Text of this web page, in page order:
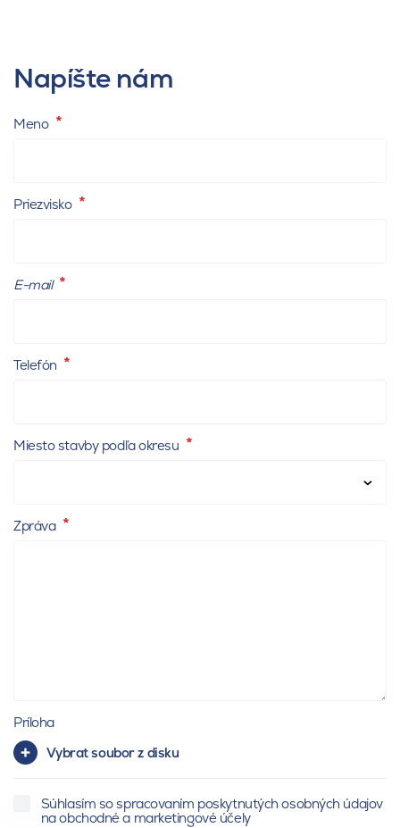
Napíšte nám
Meno
Priezvisko
E-mail
Telefón
Miesto stavby podľa okresu
Zpráva
Príloha
Vybrat soubor z disku
Súhlasím so spracovaním poskytnutých osobných údajov
na obchodné a marketingové účely